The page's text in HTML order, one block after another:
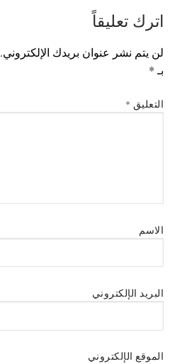
اترك تعليقاً
لن يتم نشر عنوان بريدك الإلكتروني.
بـ *
التعليق *
الاسم
البريد الإلكتروني
الموقع الإلكتروني